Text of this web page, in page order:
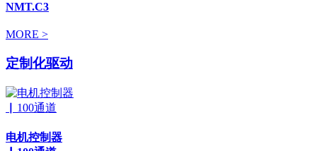
NMT.C3
MORE >
定制化驱动
电机控制器